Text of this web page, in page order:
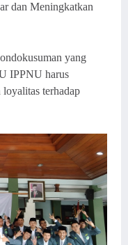
dan Meningkatkan
yang
IPPNU harus
terhadap